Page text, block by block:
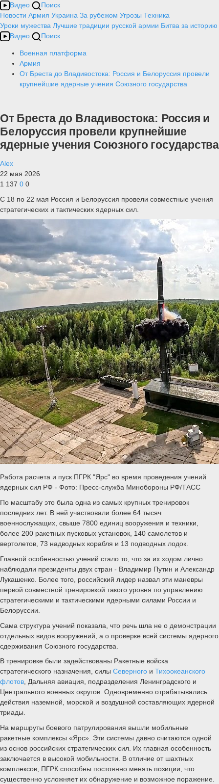
Видео
Поиск
Новости Армия Украина За рубежом Угрозы Техника
Уроки мужества Лучшие традиции русской армии Битва за историю
Видео
Поиск
Военная платформа
Армия
От Бреста до Владивостока: Россия и Белоруссия провели
крупнейшие ядерные учения Союзного государства
От Бреста до Владивостока: Россия и
Белоруссия провели крупнейшие
ядерные учения Союзного государства
Alex
22 мая 2026
1 137 0 0
С 18 по 22 мая Россия и Белоруссия провели совместные учения
стратегических и тактических ядерных сил.
Работа расчета и пуск ПГРК "Ярс" во время проведения учений
ядерных сил РФ - Фото: Пресс-служба Минобороны РФ/ТАСС
По масштабу это была одна из самых крупных тренировок
последних лет. В ней участвовали более 64 тысяч
военнослужащих, свыше 7800 единиц вооружения и техники,
более 200 ракетных пусковых установок, 140 самолетов и
вертолетов, 73 надводных корабля и 13 подводных лодок.
Главной особенностью учений стало то, что за их ходом лично
наблюдали президенты двух стран - Владимир Путин и Александр
Лукашенко. Более того, российский лидер назвал эти маневры
первой совместной тренировкой такого уровня по управлению
стратегическими и тактическими ядерными силами России и
Белоруссии.
Сама структура учений показала, что речь шла не о демонстрации
отдельных видов вооружений, а о проверке всей системы ядерного
сдерживания Союзного государства.
В тренировке были задействованы Ракетные войска
стратегического назначения, силы Северного и Тихоокеанского
флотов, Дальняя авиация, подразделения Ленинградского и
Центрального военных округов. Одновременно отрабатывались
действия наземной, морской и воздушной составляющих ядерной
триады.
На маршруты боевого патрулирования вышли мобильные
ракетные комплексы «Ярс». Эти системы давно считаются одной
из основ российских стратегических сил. Их главная особенность
заключается в высокой мобильности. В отличие от шахтных
комплексов, ПГРК способны постоянно менять позиции, что
существенно усложняет их обнаружение и возможное поражение.